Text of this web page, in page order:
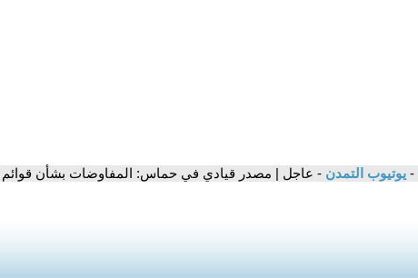
- يوتيوب التمدن - عاجل | مصدر قيادي في حماس: المفاوضات بشأن قوائم